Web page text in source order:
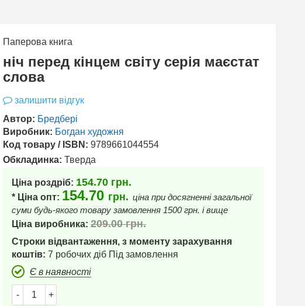
СУПЕРЗНИЖКА
Паперова книга
ніч перед кінцем світу серія маєстат
слова
залишити відгук
Автор: Бредбері
Виробник: Богдан художня
Код товару / ISBN: 9789661044554
Обкладинка: Тверда
Ціна роздріб: 154.70 грн.
* Ціна опт: 154.70 грн. ціна при досягненні загальної
суми будь-якого товару замовлення 1500 грн. і вище
Ціна виробника: 209.00грн.
Строки відвантаження, з моменту зарахування
коштів: 7 робочих діб Під замовлення
Є в наявності
- +